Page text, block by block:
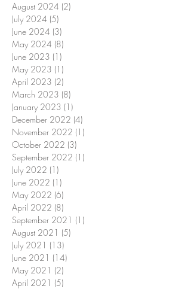
August 2024 (2)
July 2024 (5)
June 2024 (3)
May 2024 (8)
June 2023 (1)
May 2023 (1)
April 2023 (2)
March 2023 (8)
January 2023 (1)
December 2022 (4)
November 2022 (1)
October 2022 (3)
September 2022 (1)
July 2022 (1)
June 2022 (1)
May 2022 (6)
April 2022 (8)
September 2021 (1)
August 2021 (5)
July 2021 (13)
June 2021 (14)
May 2021 (2)
April 2021 (5)